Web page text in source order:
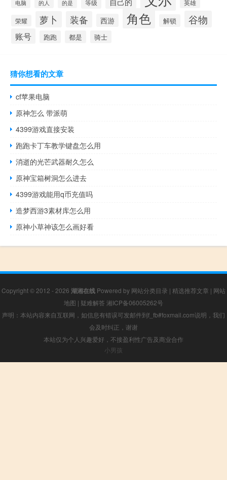
电脑 的人 的是 等级 英雄
荣耀 萝卜 装备 西游 角色 解锁 谷物
账号 跑跑 都是 骑士
猜你想看的文章
cf苹果电脑
原神怎么 带派萌
4399游戏直接安装
跑跑卡丁车教学键盘怎么用
消逝的光芒武器耐久怎么
原神宝箱树洞怎么进去
4399游戏能用q币充值吗
造梦西游3素材库怎么用
原神小草神该怎么画好看
Copyright © 2012 - 2026 湖湘在线 Powered by 网站分类目录 | 精选推荐文章 | 网站
地图 | 疑难解答 湘ICP备06005262号
声明：本站内容来自互联网，如信息有错误可发邮件到f_fb#foxmail.com说明，我们
会及时纠正，谢谢
本站仅为个人兴趣爱好，不接盈利性广告及商业合作
小男孩